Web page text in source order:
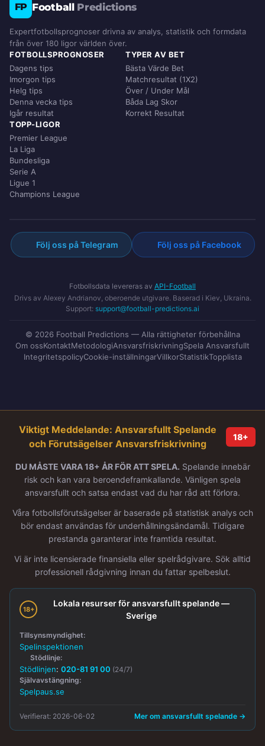
FP Football Predictions
Expertfotbollsprognoser drivna av analys, statistik och formdata
från över 180 ligor världen över.
FOTBOLLSPROGNOSER
Dagens tips
Imorgon tips
Helg tips
Denna vecka tips
Igår resultat
TYPER AV BET
Bästa Värde Bet
Matchresultat (1X2)
Över / Under Mål
Båda Lag Skor
Korrekt Resultat
TOPP-LIGOR
Premier League
La Liga
Bundesliga
Serie A
Ligue 1
Champions League
Följ oss på Telegram Följ oss på Facebook
Fotbollsdata levereras av API-Football
Drivs av Alexey Andrianov, oberoende utgivare. Baserad i Kiev, Ukraina.
Support: support@football-predictions.ai
© 2026 Football Predictions — Alla rättigheter förbehållna
Om ossKontaktMetodologiAnsvarsfriskrivningSpela Ansvarsfullt
IntegritetspolicyCookie-inställningarVillkorStatistikTopplista
Viktigt Meddelande: Ansvarsfullt Spelande
och Förutsägelser Ansvarsfriskrivning
18+
DU MÅSTE VARA 18+ ÅR FÖR ATT SPELA. Spelande innebär
risk och kan vara beroendeframkallande. Vänligen spela
ansvarsfullt och satsa endast vad du har råd att förlora.
Våra fotbollsförutsägelser är baserade på statistisk analys och
bör endast användas för underhållningsändamål. Tidigare
prestanda garanterar inte framtida resultat.
Vi är inte licensierade finansiella eller spelrådgivare. Sök alltid
professionell rådgivning innan du fattar spelbeslut.
18+
Lokala resurser för ansvarsfullt spelande —
Sverige
Tillsynsmyndighet:
Spelinspektionen
Stödlinje:
Stödlinjen: 020-81 91 00 (24/7)
Självavstängning:
Spelpaus.se
Verifierat: 2026-06-02 Mer om ansvarsfullt spelande →